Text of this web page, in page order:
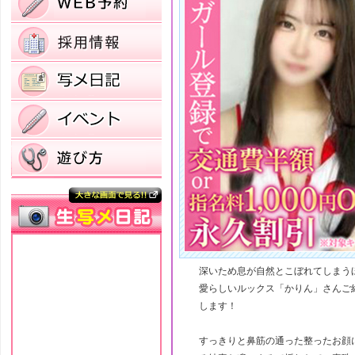
深いため息が自然とこぼれてしまう
愛らしいルックス「かりん」さんご
します！
すっきりと鼻筋の通った整ったお顔